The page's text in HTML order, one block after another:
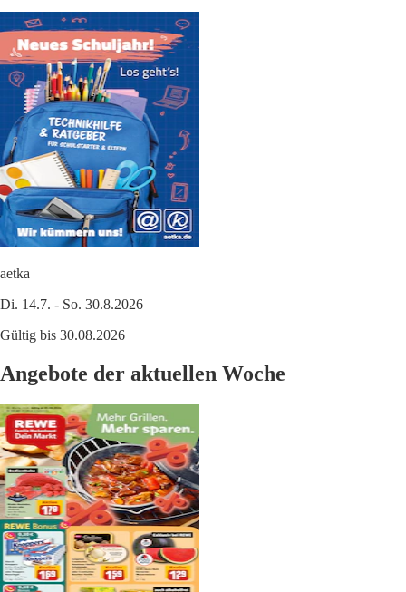
aetka
Di. 14.7. - So. 30.8.2026
Gültig bis 30.08.2026
Angebote der aktuellen Woche